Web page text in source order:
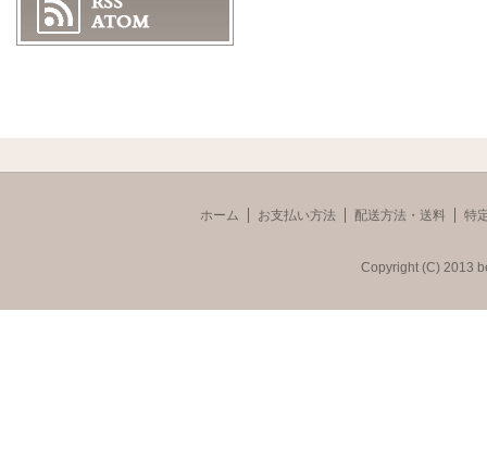
ホーム お支払い方法 配送方法・送料 特
Copyright (C) 2013